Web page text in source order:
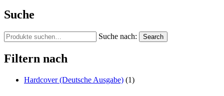
Suche
Suche nach: Search
Filtern nach
Hardcover (Deutsche Ausgabe) (1)